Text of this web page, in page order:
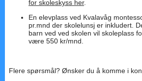
for skoleskyss her.
En elevplass ved Kvalavåg
pr.mnd der skolelunsj er inkludert.
barn ved ved skolen vil skoleplass
være 550 kr/mnd.
Flere spørsmål? Ønsker du å komme i